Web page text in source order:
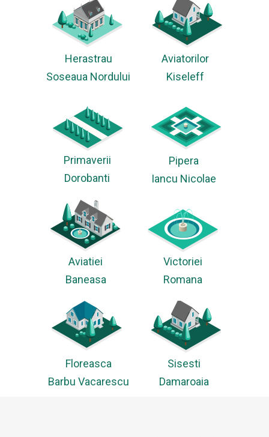
Herastrau
Soseaua Nordului
Aviatorilor
Kiseleff
Primaverii
Dorobanti
Pipera
Iancu Nicolae
Aviatiei
Baneasa
Victoriei
Romana
Floreasca
Barbu Vacarescu
Sisesti
Damaroaia